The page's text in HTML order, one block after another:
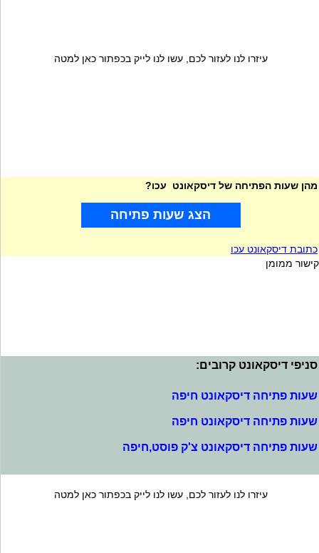
עיזרו לנו לעזור לכם, עשו לנו לייק בכפתור כאן למטה
מהן שעות הפתיחה של דיסקאונט עכו?
הצג שעות פתיחה
כתובת דיסקאונט עכו
קישור ממומן
סניפי דיסקאונט קרובים:
שעות פתיחה דיסקאונט חיפה
שעות פתיחה דיסקאונט חיפה
שעות פתיחה דיסקאונט צ'ק פוסט,חיפה
עיזרו לנו לעזור לכם, עשו לנו לייק בכפתור כאן למטה